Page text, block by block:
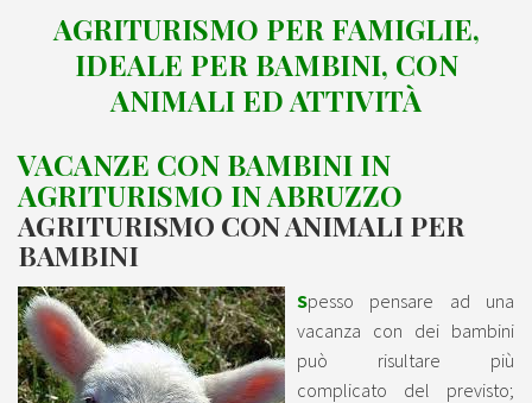
AGRITURISMO PER FAMIGLIE,
IDEALE PER BAMBINI, CON
ANIMALI ED ATTIVITÀ
VACANZE CON BAMBINI IN
AGRITURISMO IN ABRUZZO
AGRITURISMO CON ANIMALI PER
BAMBINI
Spesso pensare ad una
vacanza con dei bambini
può risultare più
complicato del previsto;